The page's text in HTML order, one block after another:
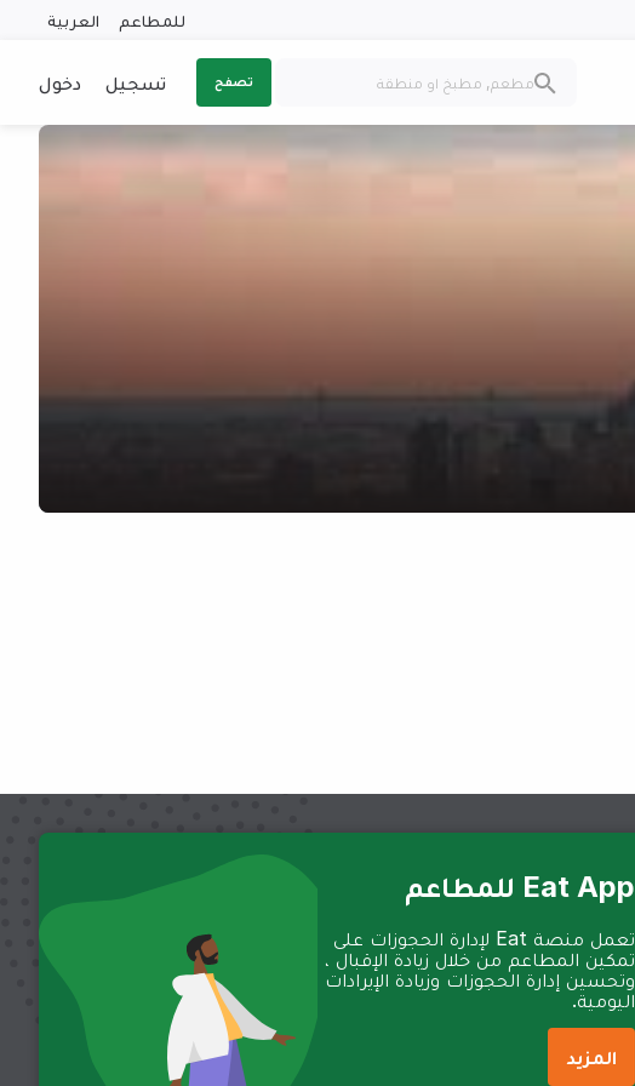
للمطاعم العربية
تصفح تسجيل دخول
Eat App للمطاعم
تعمل منصة Eat لإدارة الحجوزات على
تمكين المطاعم من خلال زيادة الإقبال ،
وتحسين إدارة الحجوزات وزيادة الإيرادات
اليومية.
المزيد